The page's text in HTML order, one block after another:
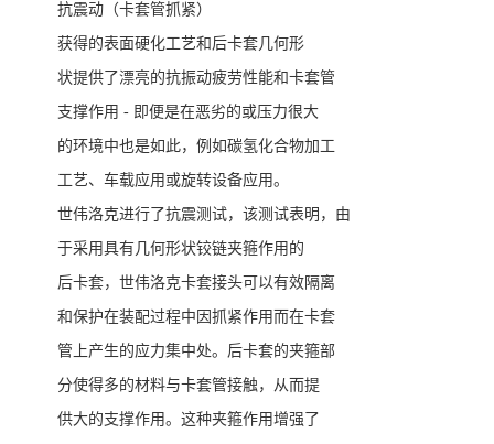
抗震动（卡套管抓紧）
获得的表面硬化工艺和后卡套几何形
状提供了漂亮的抗振动疲劳性能和卡套管
支撑作用 - 即便是在恶劣的或压力很大
的环境中也是如此，例如碳氢化合物加工
工艺、车载应用或旋转设备应用。
世伟洛克进行了抗震测试，该测试表明，由
于采用具有几何形状铰链夹箍作用的
后卡套，世伟洛克卡套接头可以有效隔离
和保护在装配过程中因抓紧作用而在卡套
管上产生的应力集中处。后卡套的夹箍部
分使得多的材料与卡套管接触，从而提
供大的支撑作用。这种夹箍作用增强了